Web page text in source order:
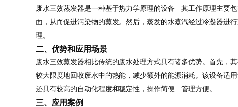
废水三效蒸发器是一种基于热力学原理的设备，其工作原理主要
面，从而促进污染物的蒸发。然后，蒸发的水蒸汽经过冷凝器进
理。
二、优势和应用场景
废水三效蒸发器相比传统的废水处理方式具有诸多优势。首先，
较大限度地回收废水中的热能，减少额外的能源消耗。该设备适
还具有较高的自动化程度和稳定性，操作简便，管理方便。
三、应用案例